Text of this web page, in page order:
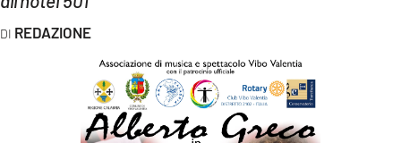
LACPLAY.IT
REDAZIONE